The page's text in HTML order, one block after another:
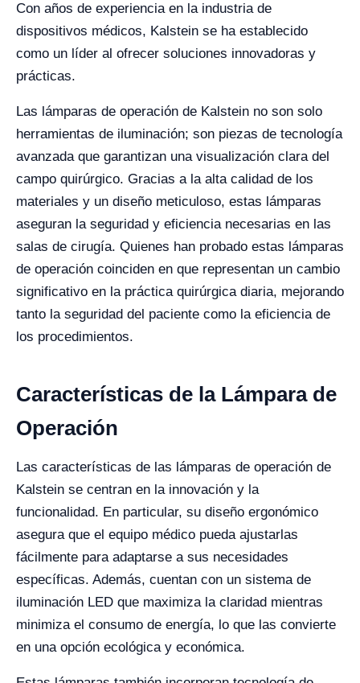
Con años de experiencia en la industria de
dispositivos médicos, Kalstein se ha establecido
como un líder al ofrecer soluciones innovadoras y
prácticas.
Las lámparas de operación de Kalstein no son solo
herramientas de iluminación; son piezas de tecnología
avanzada que garantizan una visualización clara del
campo quirúrgico. Gracias a la alta calidad de los
materiales y un diseño meticuloso, estas lámparas
aseguran la seguridad y eficiencia necesarias en las
salas de cirugía. Quienes han probado estas lámparas
de operación coinciden en que representan un cambio
significativo en la práctica quirúrgica diaria, mejorando
tanto la seguridad del paciente como la eficiencia de
los procedimientos.
Características de la Lámpara de
Operación
Las características de las lámparas de operación de
Kalstein se centran en la innovación y la
funcionalidad. En particular, su diseño ergonómico
asegura que el equipo médico pueda ajustarlas
fácilmente para adaptarse a sus necesidades
específicas. Además, cuentan con un sistema de
iluminación LED que maximiza la claridad mientras
minimiza el consumo de energía, lo que las convierte
en una opción ecológica y económica.